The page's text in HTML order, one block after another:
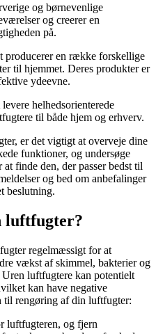
og børnevenlige
og creerer en
på.
producerer en række forskellige
til hjemmet. Deres produkter er
ydeevne.
helhedsorienterede
til både hjem og erhverv.
er det vigtigt at overveje dine
funktioner, og undersøge
finde den, der passer bedst til
og bed om anbefalinger
beslutning.
luftfugter?
regelmæssigt for at
vækst af skimmel, bakterier og
luftfugtere kan potentielt
kan have negative
til rengøring af din luftfugter:
luftfugteren, og fjern